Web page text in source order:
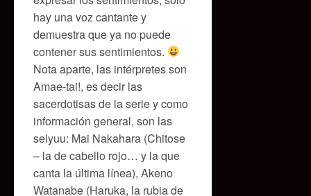
hay una voz cantante y
demuestra que ya no puede
contener sus sentimientos.
Nota aparte, las intérpretes son
Amae-tai!, es decir las
sacerdotisas de la serie y como
información general, son las
seiyuu: Mai Nakahara (Chitose
– la de cabello rojo… y la que
canta la última línea), Akeno
Watanabe (Haruka, la rubia de